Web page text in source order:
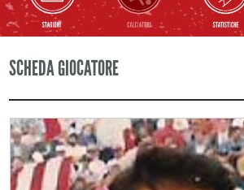
SCHEDA GIOCATORE